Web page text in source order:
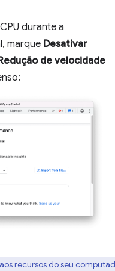
durante a
marque Desativar
de velocidade
recursos do seu